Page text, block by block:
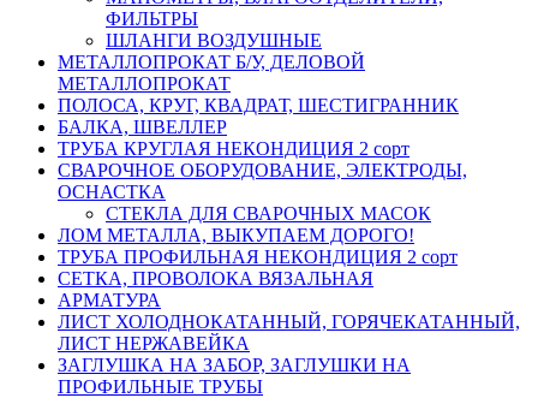
ФИЛЬТРЫ
ШЛАНГИ ВОЗДУШНЫЕ
МЕТАЛЛОПРОКАТ Б/У, ДЕЛОВОЙ
МЕТАЛЛОПРОКАТ
ПОЛОСА, КРУГ, КВАДРАТ, ШЕСТИГРАННИК
БАЛКА, ШВЕЛЛЕР
ТРУБА КРУГЛАЯ НЕКОНДИЦИЯ 2 сорт
СВАРОЧНОЕ ОБОРУДОВАНИЕ, ЭЛЕКТРОДЫ,
ОСНАСТКА
СТЕКЛА ДЛЯ СВАРОЧНЫХ МАСОК
ЛОМ МЕТАЛЛА, ВЫКУПАЕМ ДОРОГО!
ТРУБА ПРОФИЛЬНАЯ НЕКОНДИЦИЯ 2 сорт
СЕТКА, ПРОВОЛОКА ВЯЗАЛЬНАЯ
АРМАТУРА
ЛИСТ ХОЛОДНОКАТАННЫЙ, ГОРЯЧЕКАТАННЫЙ,
ЛИСТ НЕРЖАВЕЙКА
ЗАГЛУШКА НА ЗАБОР, ЗАГЛУШКИ НА
ПРОФИЛЬНЫЕ ТРУБЫ